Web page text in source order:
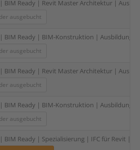
| BIM Ready | Revit Master Architektur |
ausgebucht
| BIM Ready | BIM-Konstruktion | Ausbildung
ausgebucht
| BIM Ready | Revit Master Architektur |
ausgebucht
| BIM Ready | BIM-Konstruktion | Ausbildung
ausgebucht
| BIM Ready | Spezialisierung | IFC für Revit | 2-